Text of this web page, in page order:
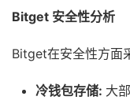
Bitget 安全性分析
Bitget在安全性方面
冷钱包存储: 大